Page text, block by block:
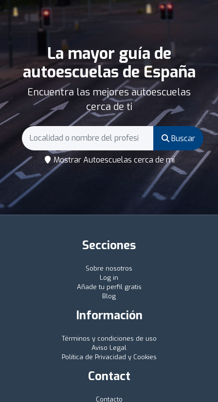
La mayor guía de
autoescuelas de España
Encuentra las mejores autoescuelas
cerca de ti
Buscar
Mostrar Autoescuelas cerca de mí
Secciones
Sobre nosotros
Log in
Añade tu perfil gratis
Blog
Información
Términos y condiciones de uso
Aviso Legal
Política de Privacidad y Cookies
Contact
Contacto